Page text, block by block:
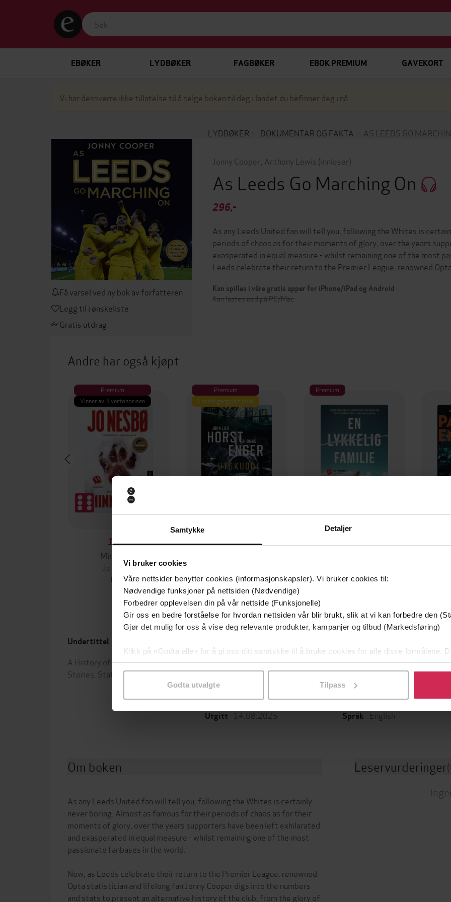
Samtykke Detaljer
Vi bruker cookies
Våre nettsider benytter cookies (informasjonskapsler). Vi bruker cookies til:
Nødvendige funksjoner på nettsiden (Nødvendige)
Forbedrer opplevelsen din på vår nettside (Funksjonelle)
Gir oss en bedre forståelse for hvordan nettsiden vår blir brukt, slik at vi kan forbedre den
Gjør det mulig for oss å vise deg relevante produkter, kampanjer og tilbud (Markedsføring)
Klikk på «Godta alle» for å gi oss ditt samtykke til å bruke cookies for alle disse formålene.
samtykke til spesifikke formål ved å klikke på «Tilpass». Du kan når som helst trekke
Godta utvalgte Tilpass
EBØKER LYDBØKER FAGBØKER EBOK PREMIUM GAVEKORT
Vi har dessverre ikke tillatelse til å selge boken til deg i landet du befinner deg i nå.
LYDBØKER DOKUMENTAR OG FAKTA AS LEEDS GO
Få varsel ved ny bok av forfatteren
Legg til i ønskeliste
Gratis utdrag
Jonny Cooper Anthony Lewis (innleser)
As Leeds Go Marching On
296,-
As any Leeds United fan will tell you, following the Whites is
periods of chaos as for their moments of glory, over the years
exasperated in equal measure - whilst remaining one of the most
Leeds celebrate their return to the Premier League, renowned
Kan spilles i våre gratis apper for iPhone/iPad og Android
Kan lastes ned på PC/Mac
Andre har også kjøpt
Premium
Vinner av Rivertonprisen
199,-
Minnesota
Jo Nesbø
EBOK
Premium
Første gang på tilbud
349,-
EBOK
Premium
EBOK
Undertittel
A History of Leeds United Through
Stories, Stats and Trivia
Jonny Cooper(forfatter),Anthony
Lewis(innleser)
Utgitt 14.08.2025
Sjanger
Dokumentar og fakta
Språk English
Om boken
As any Leeds United fan will tell you, following the Whites is certainly
never boring. Almost as famous for their periods of chaos as for their
moments of glory, over the years supporters have been left exhilarated
and exasperated in equal measure - whilst remaining one of the most
passionate fanbases in the world.
Now, as Leeds celebrate their return to the Premier League, renowned
Opta statistician and lifelong fan Jonny Cooper digs into the numbers
and stats to present an alternative history of the club, from the glory of
Leservurderinger